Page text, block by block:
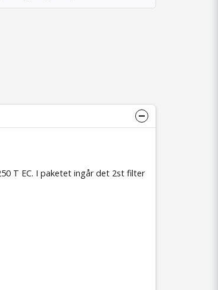
T EC. I paketet ingår det 2st filter